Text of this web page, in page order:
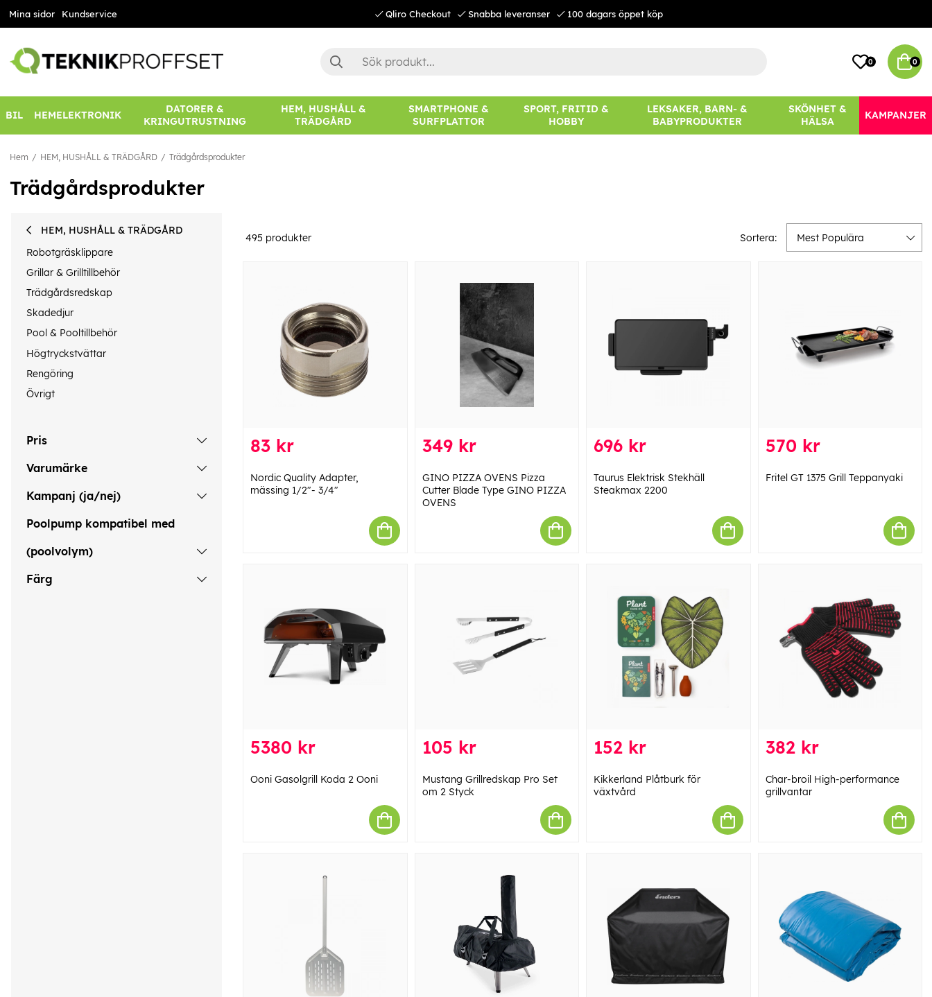
Mina sidor Kundservice Qliro Checkout Snabba leveranser 100 dagars öppet köp
0 0
BIL HEMELEKTRONIK
DATORER &
KRINGUTRUSTNING
HEM, HUSHÅLL &
TRÄDGÅRD
SMARTPHONE &
SURFPLATTOR
SPORT, FRITID &
HOBBY
LEKSAKER, BARN- &
BABYPRODUKTER
SKÖNHET &
HÄLSA
KAMPANJER
Hem HEM, HUSHÅLL & TRÄDGÅRD Trädgårdsprodukter
Trädgårdsprodukter
HEM, HUSHÅLL & TRÄDGÅRD
Robotgräsklippare
Grillar & Grilltillbehör
Trädgårdsredskap
Skadedjur
Pool & Pooltillbehör
Högtryckstvättar
Rengöring
Övrigt
Pris
Varumärke
Kampanj (ja/nej)
Poolpump kompatibel med
(poolvolym)
Färg
495 produkter Sortera: Mest Populära
83 kr
Nordic Quality Adapter,
mässing 1/2"- 3/4"
349 kr
GINO PIZZA OVENS Pizza
Cutter Blade Type GINO PIZZA
OVENS
696 kr
Taurus Elektrisk Stekhäll
Steakmax 2200
570 kr
Fritel GT 1375 Grill Teppanyaki
5380 kr
Ooni Gasolgrill Koda 2 Ooni
105 kr
Mustang Grillredskap Pro Set
om 2 Styck
152 kr
Kikkerland Plåtburk för
växtvård
382 kr
Char-broil High-performance
grillvantar